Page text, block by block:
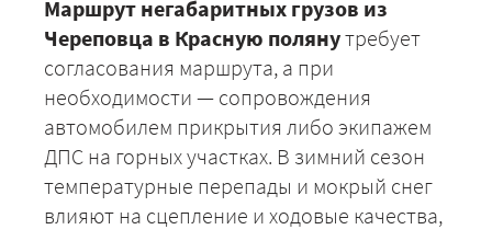
Маршрут негабаритных грузов из
Череповца в Красную полянутребует
согласования маршрута, а при
необходимости — сопровождения
автомобилем прикрытия либо экипажем
ДПС на горных участках. В зимний сезон
температурные перепады и мокрый снег
влияют на сцепление и ходовые качества,
+7 (499) 520-05-23